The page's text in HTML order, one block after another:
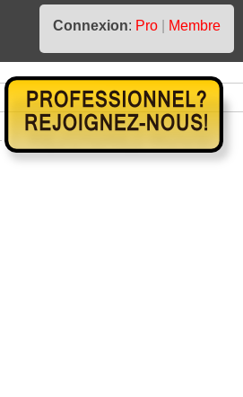
Connexion: Pro
Membre